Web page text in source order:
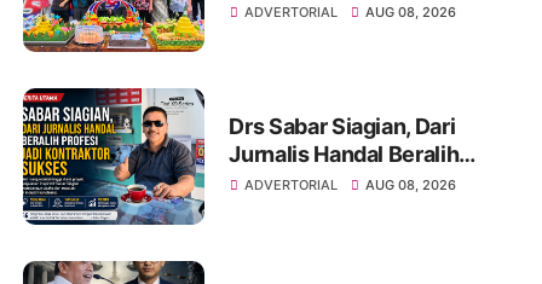
“Sustainably Growing”
ADVERTORIAL AUG 08, 2026
Drs Sabar Siagian, Dari
Jurnalis Handal Beralih
Profesi Jadi Kontraktor
ADVERTORIAL AUG 08, 2026